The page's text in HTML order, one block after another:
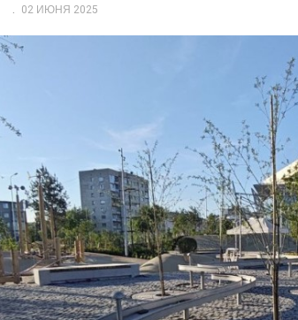
02 ИЮНЯ 2025